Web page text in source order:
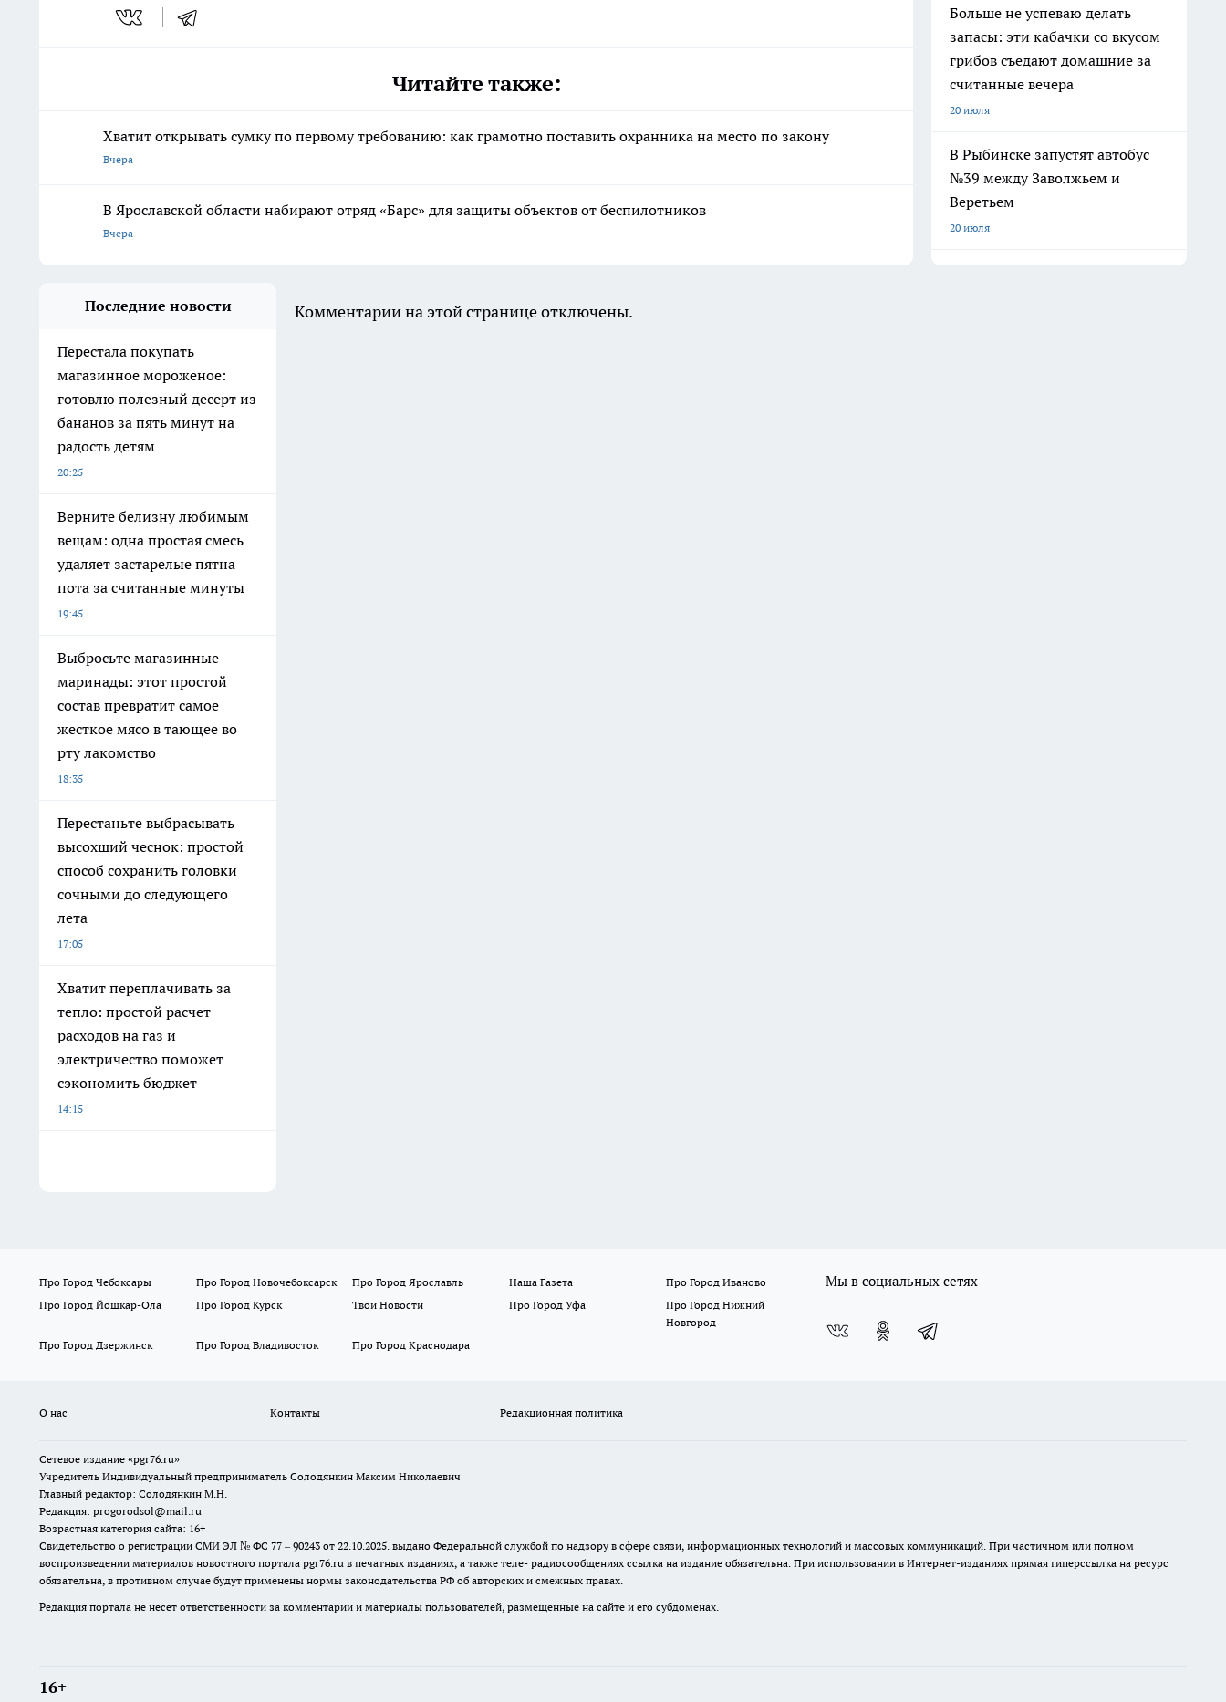
Читайте также:
Хватит открывать сумку по первому требованию: как грамотно поставить охранника на место по закону
Вчера
В Ярославской области набирают отряд «Барс» для защиты объектов от беспилотников
Вчера
Больше не успеваю делать
запасы: эти кабачки со вкусом
грибов съедают домашние за
считанные вечера
20 июля
В Рыбинске запустят автобус
№39 между Заволжьем и
Веретьем
20 июля
Последние новости
Перестала покупать
магазинное мороженое:
готовлю полезный десерт из
бананов за пять минут на
радость детям
20:25
Верните белизну любимым
вещам: одна простая смесь
удаляет застарелые пятна
пота за считанные минуты
19:45
Выбросьте магазинные
маринады: этот простой
состав превратит самое
жесткое мясо в тающее во
рту лакомство
18:35
Перестаньте выбрасывать
высохший чеснок: простой
способ сохранить головки
сочными до следующего
лета
17:05
Хватит переплачивать за
тепло: простой расчет
расходов на газ и
электричество поможет
сэкономить бюджет
14:15
Комментарии на этой странице отключены.
Про Город Чебоксары Про Город Новочебоксарск Про Город Ярославль Наша Газета
Про Город Иваново
Про Город Йошкар-Ола
Про Город Курск Твои Новости Про Город Уфа
Про Город Нижний
Новгород
Про Город Дзержинск
Про Город Владивосток Про Город Краснодара
Мы в социальных сетях
О нас Контакты Редакционная политика
Сетевое издание «pgr76.ru»
Учредитель Индивидуальный предприниматель Солодянкин Максим Николаевич
Главный редактор: Солодянкин М.Н.
Редакция: progorodsol@mail.ru
Возрастная категория сайта: 16+
Свидетельство о регистрации СМИ ЭЛ № ФС 77 – 90243 от 22.10.2025. выдано Федеральной службой по надзору в сфере связи, информационных технологий и массовых коммуникаций. При частичном или полном
воспроизведении материалов новостного портала pgr76.ru в печатных изданиях, а также теле- радиосообщениях ссылка на издание обязательна. При использовании в Интернет-изданиях прямая гиперссылка на ресурс
обязательна, в противном случае будут применены нормы законодательства РФ об авторских и смежных правах.
Редакция портала не несет ответственности за комментарии и материалы пользователей, размещенные на сайте и его субдоменах.
16+